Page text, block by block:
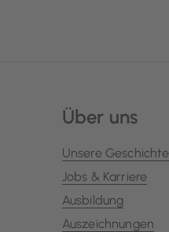
Über uns
Unsere Geschichte
Jobs & Karriere
Ausbildung
Auszeichnungen